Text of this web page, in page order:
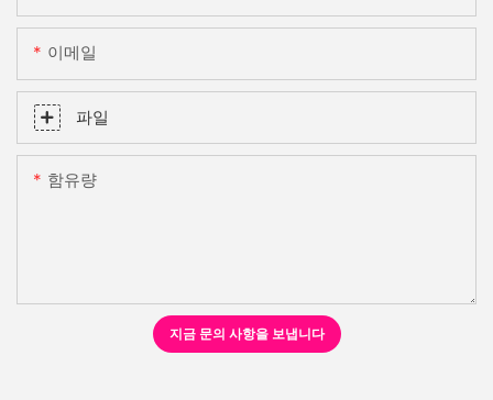
이메일
파일
함유량
지금 문의 사항을 보냅니다